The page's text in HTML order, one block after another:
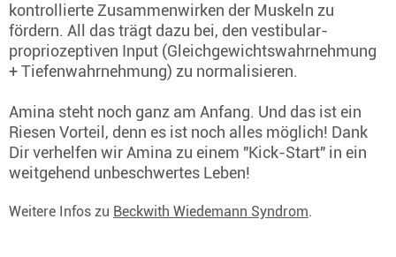
kontrollierte Zusammenwirken der Muskeln zu
fördern. All das trägt dazu bei, den vestibular-
propriozeptiven Input (Gleichgewichtswahrnehmung
+ Tiefenwahrnehmung) zu normalisieren.
Amina steht noch ganz am Anfang. Und das ist ein
Riesen Vorteil, denn es ist noch alles möglich! Dank
Dir verhelfen wir Amina zu einem "Kick-Start" in ein
weitgehend unbeschwertes Leben!
Weitere Infos zu Beckwith Wiedemann Syndrom.